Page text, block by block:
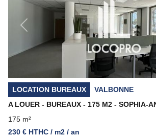
Previous
LOCATION BUREAUX
VALBONNE
A LOUER - BUREAUX - 175 M2 - SOPHIA-
175 m²
230 € HTHC / m2 / an